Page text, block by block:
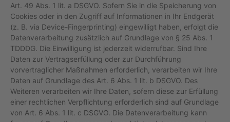
Art. 49 Abs. 1 lit. a DSGVO. Sofern Sie in die Speicherung von
Cookies oder in den Zugriff auf Informationen in Ihr Endgerät
(z. B. via Device-Fingerprinting) eingewilligt haben, erfolgt die
Datenverarbeitung zusätzlich auf Grundlage von § 25 Abs. 1
TDDDG. Die Einwilligung ist jederzeit widerrufbar. Sind Ihre
Daten zur Vertragserfüllung oder zur Durchführung
vorvertraglicher Maßnahmen erforderlich, verarbeiten wir Ihre
Daten auf Grundlage des Art. 6 Abs. 1 lit. b DSGVO. Des
Weiteren verarbeiten wir Ihre Daten, sofern diese zur Erfüllung
einer rechtlichen Verpflichtung erforderlich sind auf Grundlage
von Art. 6 Abs. 1 lit. c DSGVO. Die Datenverarbeitung kann